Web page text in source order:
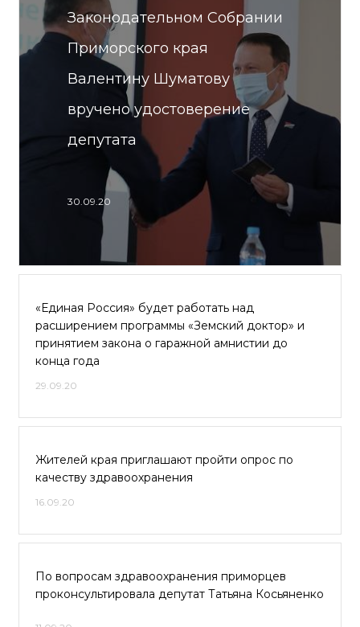
Законодательном Собрании
Приморского края
Валентину Шуматову
вручено удостоверение
депутата
30.09.20
«Единая Россия» будет работать над
расширением программы «Земский доктор» и
принятием закона о гаражной амнистии до
конца года
29.09.20
Жителей края приглашают пройти опрос по
качеству здравоохранения
16.09.20
По вопросам здравоохранения приморцев
проконсультировала депутат Татьяна Косьяненко